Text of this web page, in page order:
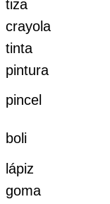
tiza
crayola
tinta
pintura
pincel
boli
lápiz
goma